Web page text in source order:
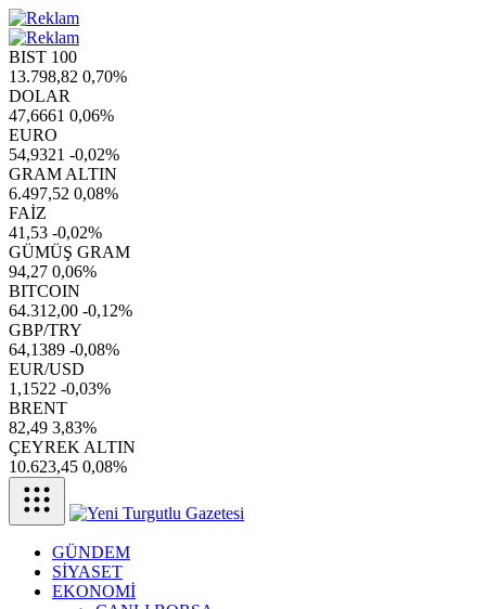
BIST 100
13.798,82 0,70%
DOLAR
47,6661 0,06%
EURO
54,9321 -0,02%
GRAM ALTIN
6.497,52 0,08%
FAİZ
41,53 -0,02%
GÜMÜŞ GRAM
94,27 0,06%
BITCOIN
64.312,00 -0,12%
GBP/TRY
64,1389 -0,08%
EUR/USD
1,1522 -0,03%
BRENT
82,49 3,83%
ÇEYREK ALTIN
10.623,45 0,08%
GÜNDEM
SİYASET
EKONOMİ